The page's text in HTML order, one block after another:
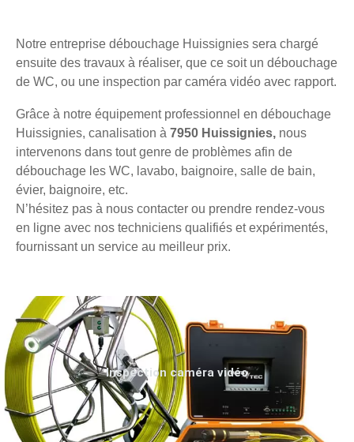
Notre entreprise débouchage Huissignies sera chargé
ensuite des travaux à réaliser, que ce soit un débouchage
de WC, ou une inspection par caméra vidéo avec rapport.
Grâce à notre équipement professionnel en débouchage
Huissignies, canalisation à 7950 Huissignies, nous
intervenons dans tout genre de problèmes afin de
débouchage les WC, lavabo, baignoire, salle de bain,
évier, baignoire, etc.
N’hésitez pas à nous contacter ou prendre rendez-vous
en ligne avec nos techniciens qualifiés et expérimentés,
fournissant un service au meilleur prix.
Inspection caméra vidéo